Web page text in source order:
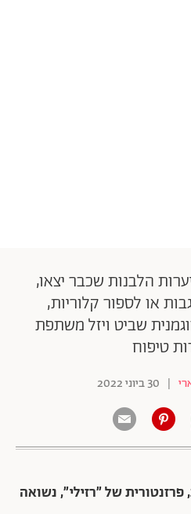
הלבנות שכבר יצאו,
או לספור קלוריות,
שביט ויזל משתפת
טיפוח
| 30 ביוני 2022
32. דוגמנית, פרזנטורית של ״רזילי״, נשואה